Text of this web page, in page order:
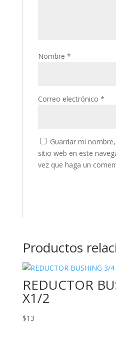
Nombre *
Correo electrónico *
Guardar mi
sitio web en este
vez que haga un
Productos
REDUCTOR
X1/2
$13